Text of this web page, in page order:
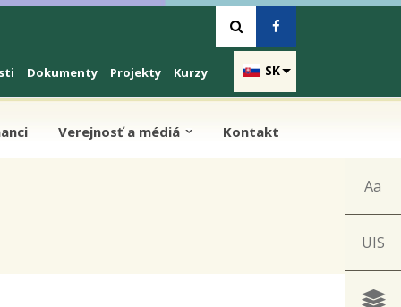
SK
Dokumenty Projekty Kurzy
Verejnosť a médiá Kontakt
Aa
UIS